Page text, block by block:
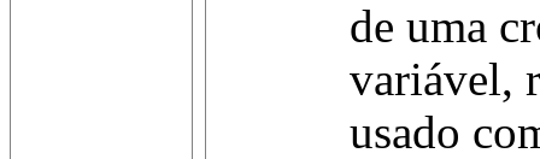
de uma
variável,
usado